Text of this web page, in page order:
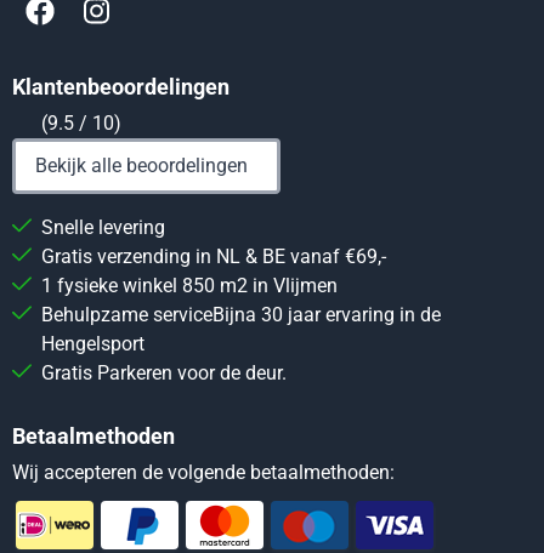
Klantenbeoordelingen
(9.5 / 10)
Bekijk alle beoordelingen
Snelle levering
Gratis verzending in NL & BE vanaf €69,-
1 fysieke winkel 850 m2 in Vlijmen
Behulpzame serviceBijna 30 jaar ervaring in de
Hengelsport
Gratis Parkeren voor de deur.
Betaalmethoden
Wij accepteren de volgende betaalmethoden: